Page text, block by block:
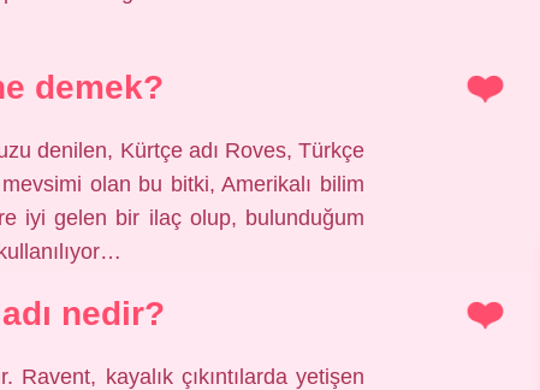
demek?
denilen, Kürtçe adı Roves, Türkçe
olan bu bitki, Amerikalı bilim
iyi gelen bir ilaç olup, bulunduğum
nedir?
Ravent, kayalık çıkıntılarda yetişen